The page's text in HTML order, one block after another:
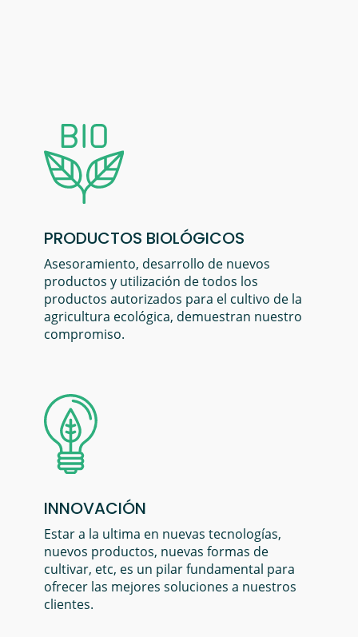
PRODUCTOS BIOLÓGICOS
Asesoramiento, desarrollo de nuevos
productos y utilización de todos los
productos autorizados para el cultivo de la
agricultura ecológica, demuestran nuestro
compromiso.
INNOVACIÓN
Estar a la ultima en nuevas tecnologías,
nuevos productos, nuevas formas de
cultivar, etc, es un pilar fundamental para
ofrecer las mejores soluciones a nuestros
clientes.